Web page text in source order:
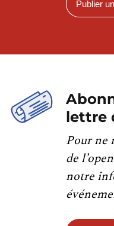
Publier
lettre
Pour ne
de
notre